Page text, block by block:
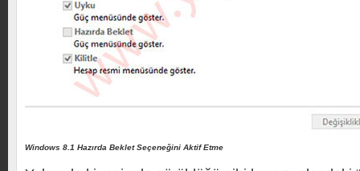
Windows 8.1 Hazırda Beklet Seçeneğini Aktif Etme